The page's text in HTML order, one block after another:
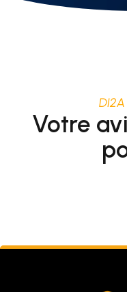
Votre